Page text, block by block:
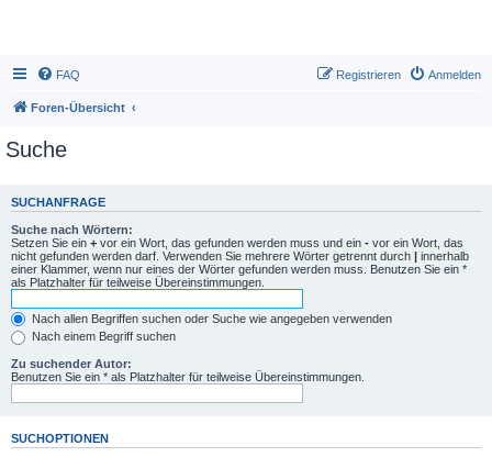
FAQ Anmelden
Registrieren
Foren-Übersicht
Suche
SUCHANFRAGE
Suche nach Wörtern:
Setzen Sie ein + vor ein Wort, das gefunden werden muss und ein - vor ein Wort, das
nicht gefunden werden darf. Verwenden Sie mehrere Wörter getrennt durch | innerhalb
einer Klammer, wenn nur eines der Wörter gefunden werden muss. Benutzen Sie ein *
als Platzhalter für teilweise Übereinstimmungen.
Nach allen Begriffen suchen oder Suche wie angegeben verwenden
Nach einem Begriff suchen
Zu suchender Autor:
Benutzen Sie ein * als Platzhalter für teilweise Übereinstimmungen.
SUCHOPTIONEN